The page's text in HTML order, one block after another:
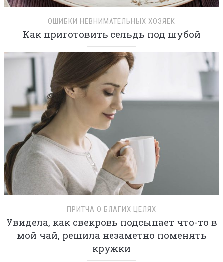
ОШИБКИ НЕВНИМАТЕЛЬНЫХ ХОЗЯЕК
Как приготовить сельдь под шубой
ПРИТЧА О БЛАГИХ ЦЕЛЯХ
Увидела, как свекровь подсыпает что-то в
мой чай, решила незаметно поменять
кружки